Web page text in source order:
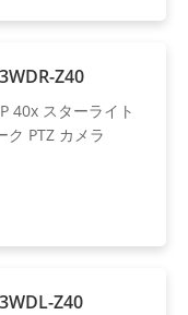
Z40
40x スターライト
ク PTZ カメラ
Z40